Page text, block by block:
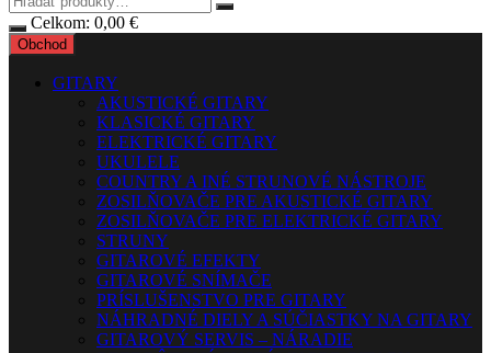
Celkom: 0,00 €
Obchod
GITARY
AKUSTICKÉ GITARY
KLASICKÉ GITARY
ELEKTRICKÉ GITARY
UKULELE
COUNTRY A INÉ STRUNOVÉ NÁSTROJE
ZOSILŇOVAČE PRE AKUSTICKÉ GITARY
ZOSILŇOVAČE PRE ELEKTRICKÉ GITARY
STRUNY
GITAROVÉ EFEKTY
GITAROVÉ SNÍMAČE
PRÍSLUŠENSTVO PRE GITARY
NÁHRADNÉ DIELY A SÚČIASTKY NA GITARY
GITAROVÝ SERVIS – NÁRADIE